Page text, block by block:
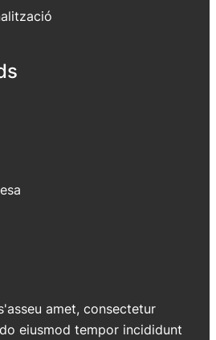
amet, consectetur
eiusmod tempor incididunt